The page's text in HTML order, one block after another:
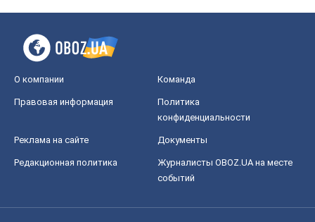
О компании Команда
Правовая информация
Политика
конфиденциальности
Реклама на сайте Документы
Редакционная политика
Журналисты OBOZ.UA на месте
событий